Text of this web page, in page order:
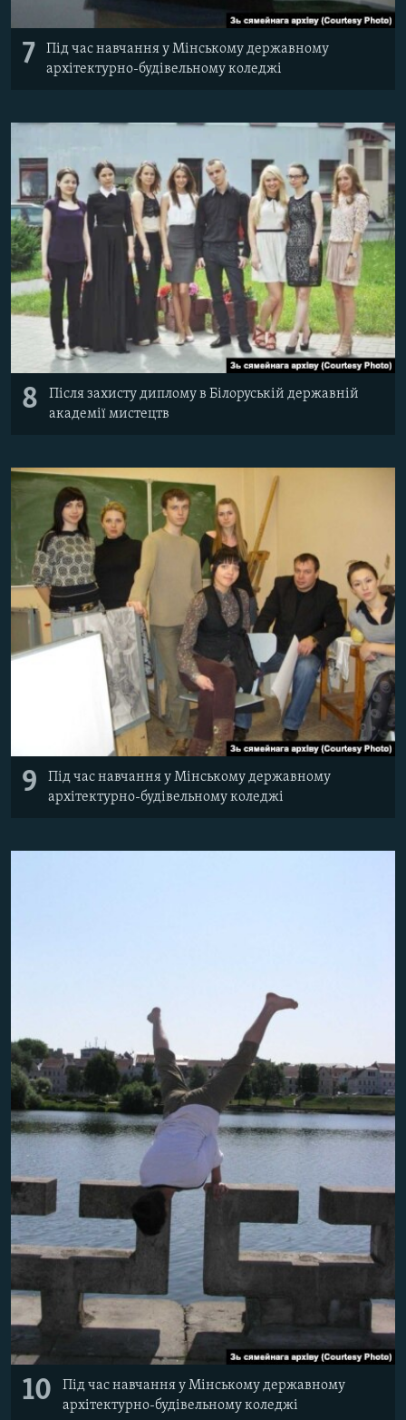
7
Під час навчання у Мінському державному
архітектурно-будівельному коледжі
8
Після захисту диплому в Білоруській державній
академії мистецтв
9
Під час навчання у Мінському державному
архітектурно-будівельному коледжі
10
Під час навчання у Мінському державному
архітектурно-будівельному коледжі